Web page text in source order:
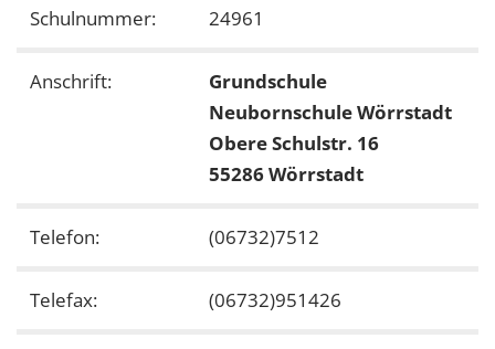
Schulnummer: 24961
Anschrift:
Grundschule
Neubornschule Wörrstadt
Obere Schulstr. 16
55286 Wörrstadt
Telefon: (06732)7512
Telefax: (06732)951426